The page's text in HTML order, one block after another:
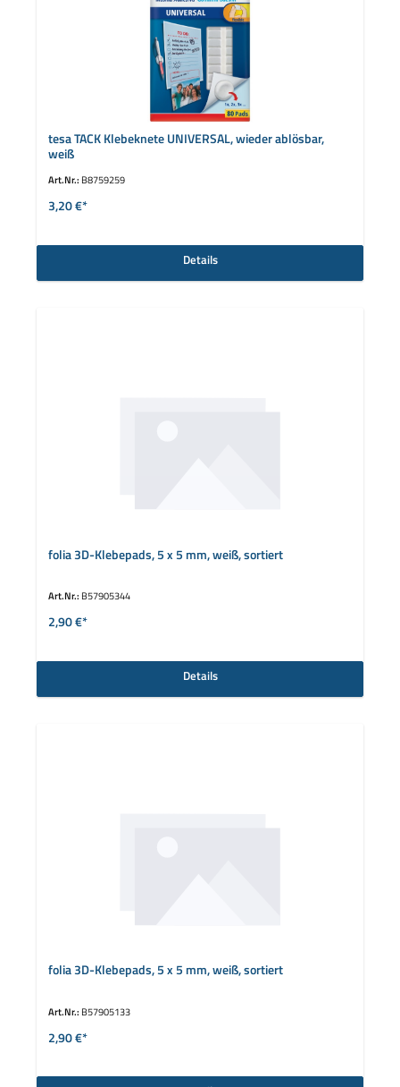
tesa TACK Klebeknete UNIVERSAL, wieder ablösbar,
weiß
Art.Nr.: B8759259
3,20 €*
Details
folia 3D-Klebepads, 5 x 5 mm, weiß, sortiert
Art.Nr.: B57905344
2,90 €*
Details
folia 3D-Klebepads, 5 x 5 mm, weiß, sortiert
Art.Nr.: B57905133
2,90 €*